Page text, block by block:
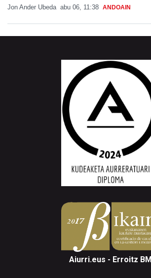
Jon Ander Ubeda abu 06, 11:38 ANDOAIN
Aiurri.eus - Erroitz BM